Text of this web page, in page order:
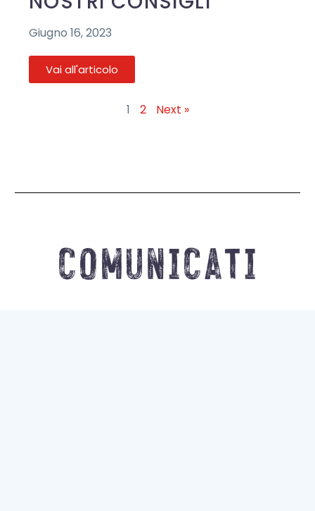
Giugno 16, 2023
Vai all'articolo
1 2 Next »
comunicati